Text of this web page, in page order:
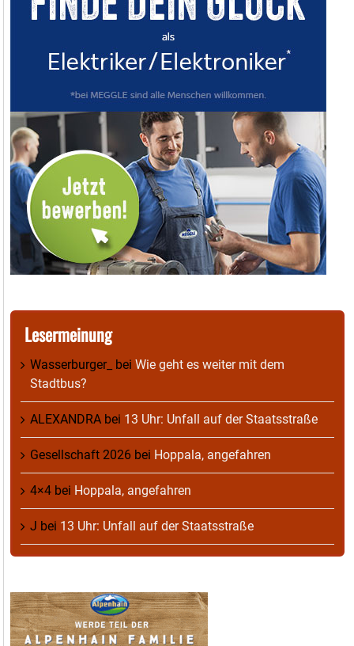
Lesermeinung
Wasserburger_ bei Wie geht es weiter mit dem
Stadtbus?
ALEXANDRA bei 13 Uhr: Unfall auf der Staatsstraße
Gesellschaft 2026 bei Hoppala, angefahren
4×4 bei Hoppala, angefahren
J bei 13 Uhr: Unfall auf der Staatsstraße